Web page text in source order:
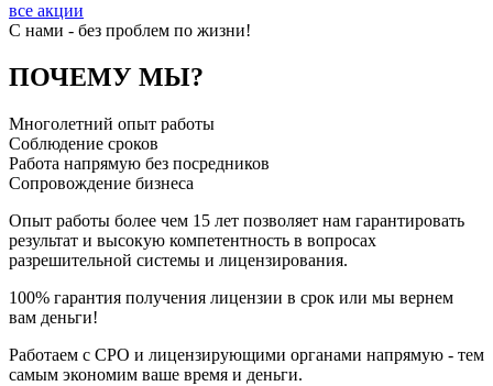
все акции
C нами - без проблем по жизни!
ПОЧЕМУ МЫ?
Многолетний опыт работы
Соблюдение сроков
Работа напрямую без посредников
Сопровождение бизнеса
Опыт работы более чем 15 лет позволяет нам гарантировать
результат и высокую компетентность в вопросах
разрешительной системы и лицензирования.
100% гарантия получения лицензии в срок или мы вернем
вам деньги!
Работаем с СРО и лицензирующими органами напрямую - тем
самым экономим ваше время и деньги.